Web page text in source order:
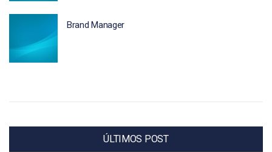
Brand Manager
ÚLTIMOS POST